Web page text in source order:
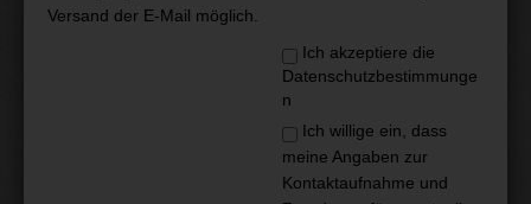
Versand der E-Mail möglich.
Ich akzeptiere die
Datenschutzbestimmunge
n
Ich willige ein, dass
meine Angaben zur
Kontaktaufnahme und